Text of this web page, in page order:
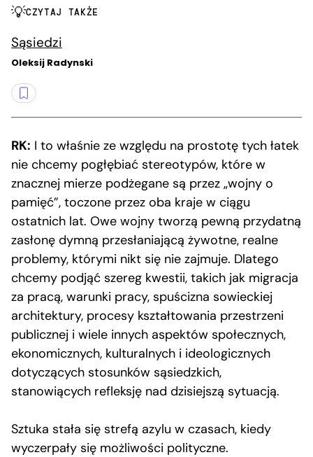
CZYTAJ TAKŻE
Sąsiedzi
Oleksij Radynski
RK: I to właśnie ze względu na prostotę tych łatek
nie chcemy pogłębiać stereotypów, które w
znacznej mierze podżegane są przez „wojny o
pamięć”, toczone przez oba kraje w ciągu
ostatnich lat. Owe wojny tworzą pewną przydatną
zasłonę dymną przesłaniającą żywotne, realne
problemy, którymi nikt się nie zajmuje. Dlatego
chcemy podjąć szereg kwestii, takich jak migracja
za pracą, warunki pracy, spuścizna sowieckiej
architektury, procesy kształtowania przestrzeni
publicznej i wiele innych aspektów społecznych,
ekonomicznych, kulturalnych i ideologicznych
dotyczących stosunków sąsiedzkich,
stanowiących refleksję nad dzisiejszą sytuacją.
Sztuka stała się strefą azylu w czasach, kiedy
wyczerpały się możliwości polityczne.